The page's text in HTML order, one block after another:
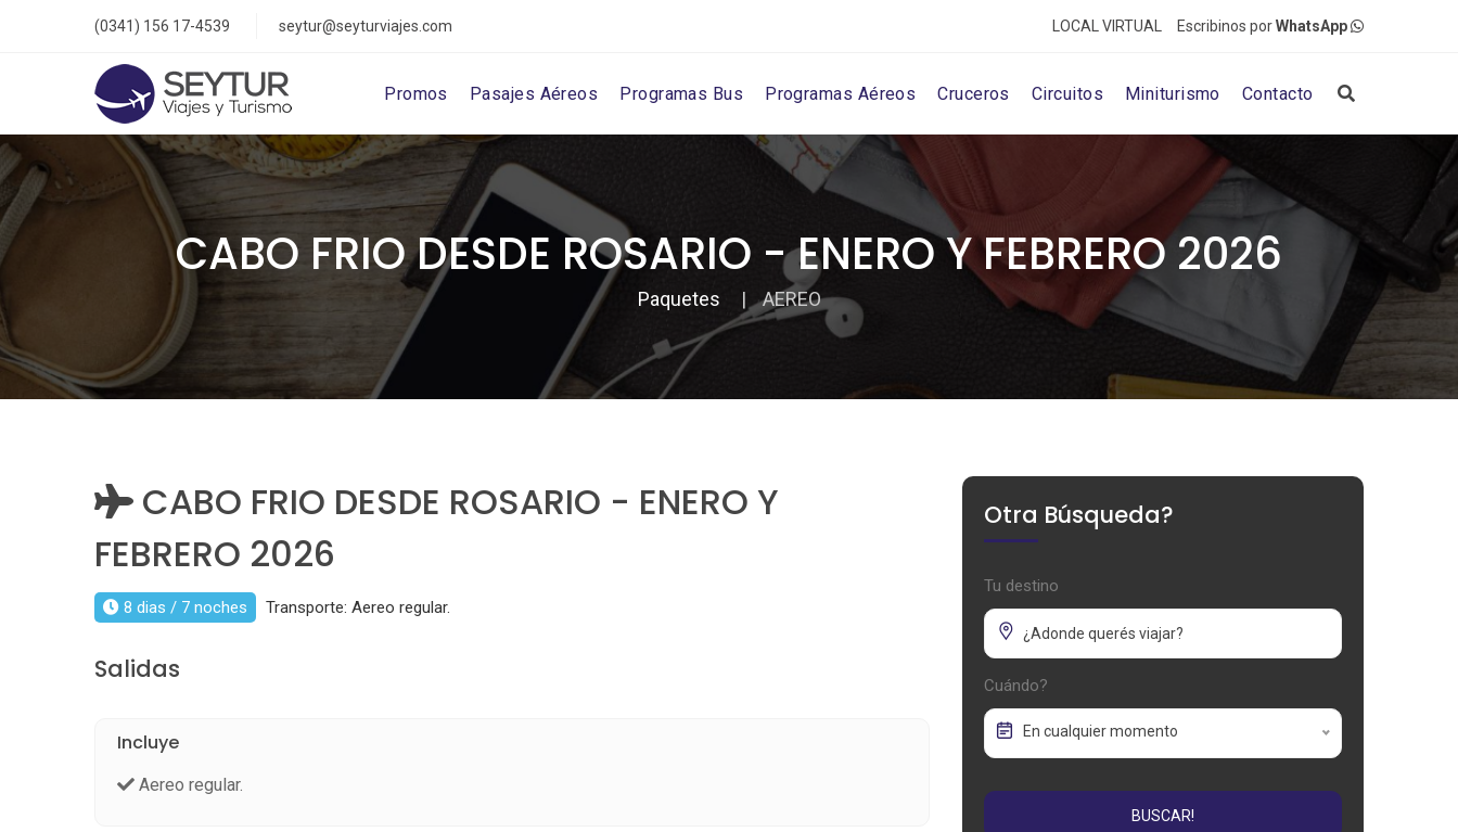
(0341) 156 17-4539 seytur@seyturviajes.com LOCAL VIRTUAL Escribinos porWhatsApp
Promos Pasajes Aéreos Programas Bus Programas Aéreos Cruceros Circuitos Miniturismo Contacto
CABO FRIO DESDE ROSARIO - ENERO Y FEBRERO 2026
Paquetes AEREO
CABO FRIO DESDE ROSARIO - ENERO Y
FEBRERO 2026
8 dias / 7 noches Transporte: Aereo regular.
Salidas
Incluye
Aereo regular.
Otra Búsqueda?
Tu destino
Cuándo?
En cualquier momento
BUSCAR!